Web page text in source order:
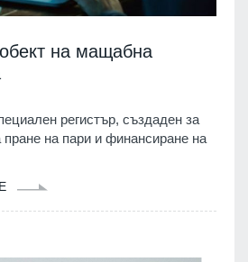
на мащабна
регистър, създаден за
пране на пари и финансиране на